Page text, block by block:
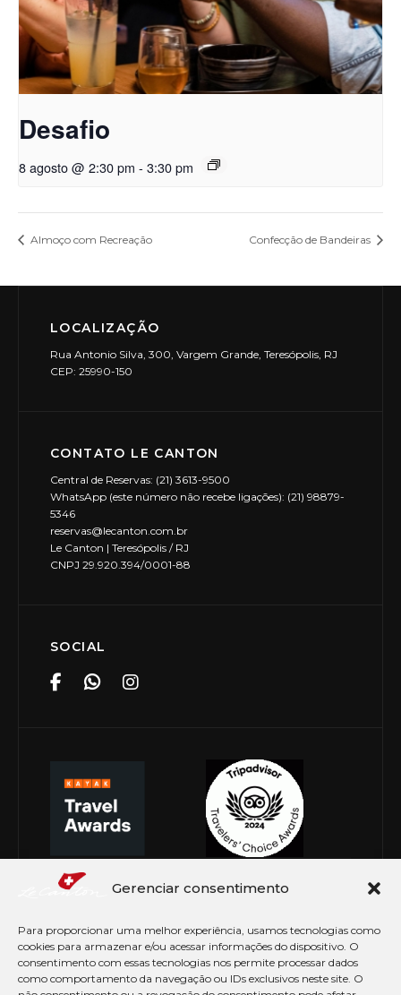
Gerenciar consentimento
Para proporcionar uma melhor experiência, usamos tecnologias como
cookies para armazenar e/ou acessar informações do dispositivo. O
consentimento com essas tecnologias nos permite processar dados
como comportamento da navegação ou IDs exclusivos neste site. O
Desafio
8 agosto @ 2:30 pm - 3:30 pm
Almoço com Recreação Confecção de Bandeiras
LOCALIZAÇÃO
Rua Antonio Silva, 300, Vargem Grande, Teresópolis, RJ
CEP: 25990-150
CONTATO LE CANTON
Central de Reservas: (21) 3613-9500
WhatsApp (este número não recebe ligações): (21) 98879-
5346
reservas@lecanton.com.br
Le Canton | Teresópolis / RJ
CNPJ 29.920.394/0001-88
SOCIAL